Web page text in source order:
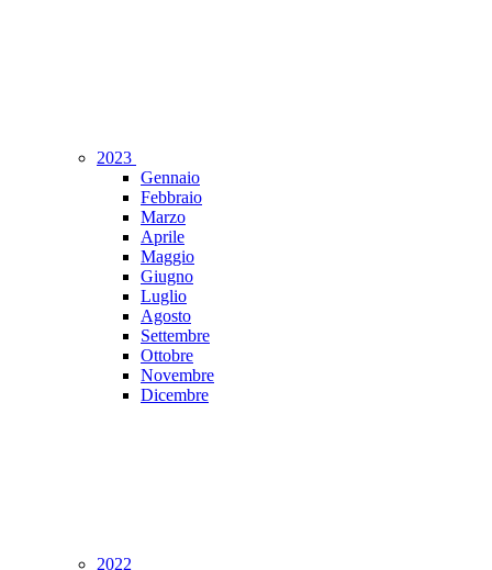
2023
Gennaio
Febbraio
Marzo
Aprile
Maggio
Giugno
Luglio
Agosto
Settembre
Ottobre
Novembre
Dicembre
2022